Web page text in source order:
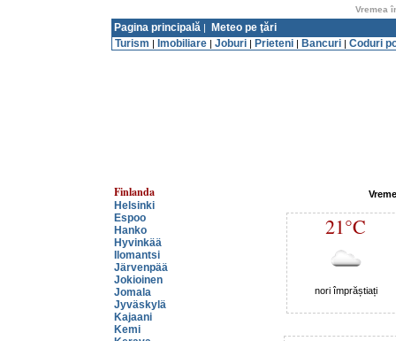
Vremea
Pagina principală |
Meteo pe ţări
Turism | Imobiliare | Joburi | Prieteni | Bancuri | Coduri
Finlanda
Helsinki
Espoo
Hanko
Hyvinkää
Ilomantsi
Järvenpää
Jokioinen
Jomala
Jyväskylä
Kajaani
Kemi
21°C
nori împrăștiați